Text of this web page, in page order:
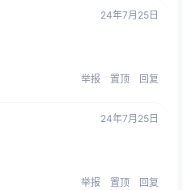
24年7月25日
举报 置顶 回复
24年7月25日
举报 置顶 回复